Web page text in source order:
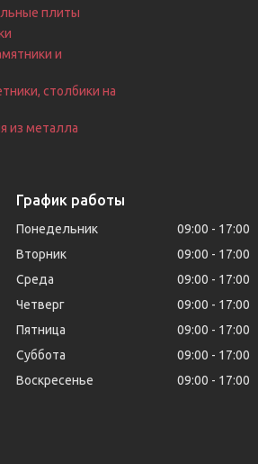
плиты
и
столбики на
из металла
График работы
Понедельник 09:00
17:00
Вторник
09:00
17:00
Среда
09:00
17:00
Четверг
09:00
17:00
Пятница
09:00
17:00
Суббота
09:00
17:00
Воскресенье
09:00 17:00